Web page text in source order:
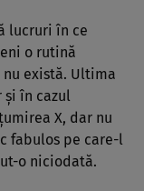
lucruri în ce
o rutină
există. Ultima
în cazul
X, dar nu
fabulos pe care-l
o niciodată.